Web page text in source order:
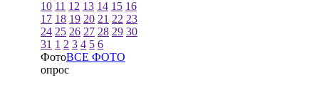
10 11 12 13 14 15 16
17 18 19 20 21 22 23
24 25 26 27 28 29 30
31 1 2 3 4 5 6
ФотоВСЕ ФОТО
опрос